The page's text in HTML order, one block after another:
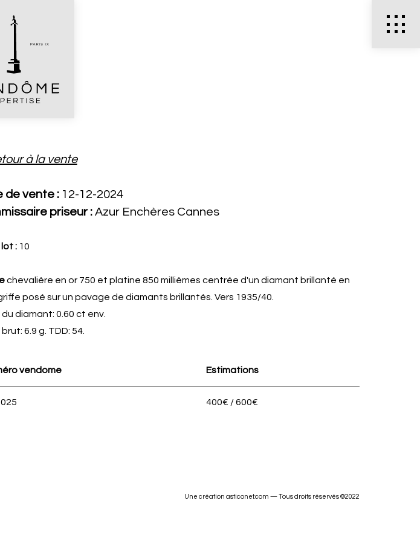
à la vente
de vente : 12-12-2024
priseur :Azur Enchères Cannes
lot :10
chevalière en or 750 et platine 850 millièmes centrée d'un diamant brillanté en
posé sur un pavage de diamants brillantés. Vers 1935/40.
diamant: 0.60 ct env.
6.9 g. TDD: 54.
vendome Estimations
400€ / 600€
Une création asticonet.com — Tous droits réservés ©2022